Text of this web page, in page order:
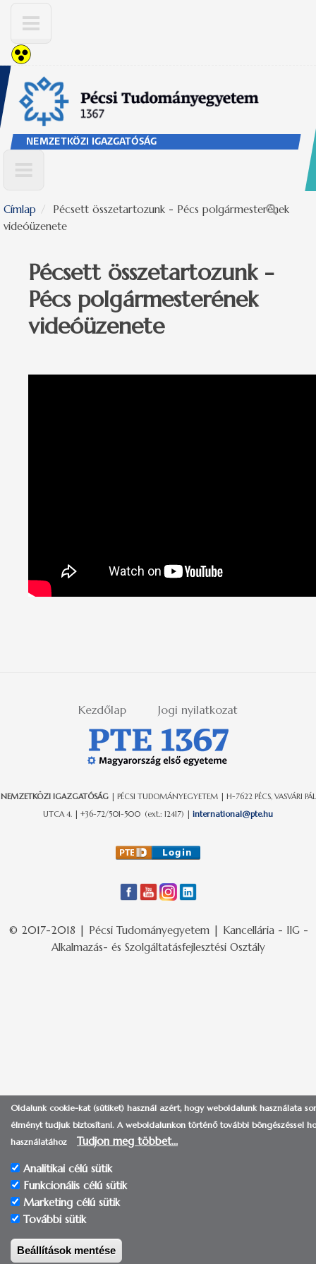
NEMZETKÖZI IGAZGATÓSÁG
Keresés űrlap
Címlap
Pécsett összetartozunk - Pécs polgármesterének
videóüzenete
Pécsett összetartozunk -
Pécs polgármesterének
videóüzenete
Kezdőlap Jogi nyilatkozat
NEMZETKÖZI IGAZGATÓSÁG| PÉCSI TUDOMÁNYEGYETEM | H-7622 PÉCS, VASVÁRI PÁL
UTCA 4. | +36-72/501-500 (ext.: 12417) | international@pte.hu
© 2017-2018 | Pécsi Tudományegyetem | Kancellária - IIG -
Alkalmazás- és Szolgáltatásfejlesztési Osztály
Oldalunk cookie-kat (sütiket) használ azért, hogy weboldalunk használata
élményt tudjuk biztosítani. A weboldalunkon történő további böngészéssel
használatához
Tudjon meg többet…
Analitikai célú sütik
Funkcionális célú sütik
Marketing célú sütik
További sütik
Beállítások mentése